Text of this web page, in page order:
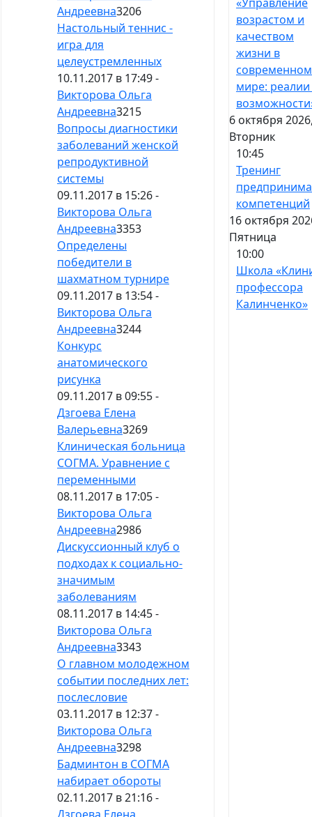
Андреевна3206
Настольный теннис -
игра для
целеустремленных
10.11.2017 в 17:49 -
Викторова Ольга
Андреевна3215
Вопросы диагностики
заболеваний женской
репродуктивной
системы
09.11.2017 в 15:26 -
Викторова Ольга
Андреевна3353
Определены
победители в
шахматном турнире
09.11.2017 в 13:54 -
Викторова Ольга
Андреевна3244
Конкурс
анатомического
рисунка
09.11.2017 в 09:55 -
Дзгоева Елена
Валерьевна3269
Клиническая больница
СОГМА. Уравнение с
переменными
08.11.2017 в 17:05 -
Викторова Ольга
Андреевна2986
Дискуссионный клуб о
подходах к социально-
значимым
заболеваниям
08.11.2017 в 14:45 -
Викторова Ольга
Андреевна3343
О главном молодежном
событии последних лет:
послесловие
03.11.2017 в 12:37 -
Викторова Ольга
Андреевна3298
Бадминтон в СОГМА
набирает обороты
02.11.2017 в 21:16 -
возрастом и
качеством
жизни в
современном
мире:
6 октября
Вторник
10:45
Тренинг
компетенций
16 октября
Пятница
10:00
Школа
профессора
Калинченко»